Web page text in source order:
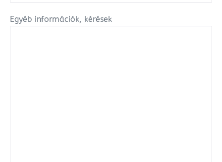
Egyéb információk, kérések